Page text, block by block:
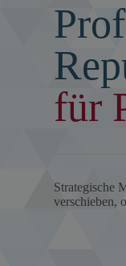
für
Strategische
verschieben,